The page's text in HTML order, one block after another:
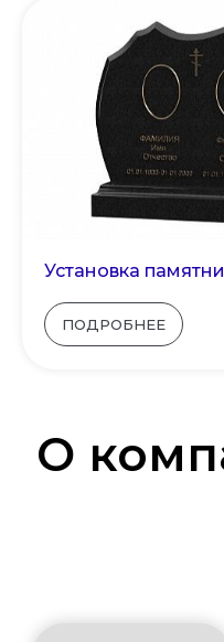
Установка
ПОДРОБНЕЕ
О